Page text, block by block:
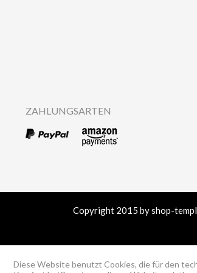
ZAHLUNGSARTEN
Copyright 2015 by shop-
Diese Website benutzt Cookies, die für den